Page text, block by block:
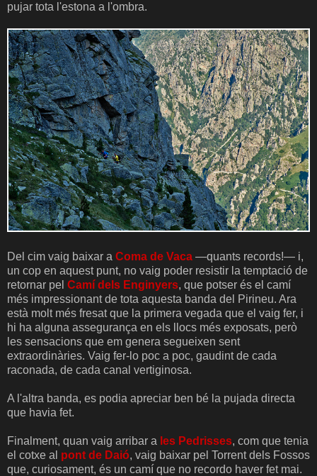
pujar tota l'estona a l'ombra.
Del cim vaig baixar a Coma de Vaca —quants records!— i,
un cop en aquest punt, no vaig poder resistir la temptació de
retornar pel Camí dels Enginyers, que potser és el camí
més impressionant de tota aquesta banda del Pirineu. Ara
està molt més fresat que la primera vegada que el vaig fer, i
hi ha alguna assegurança en els llocs més exposats, però
les sensacions que em genera segueixen sent
extraordinàries. Vaig fer-lo poc a poc, gaudint de cada
raconada, de cada canal vertiginosa.
A l'altra banda, es podia apreciar ben bé la pujada directa
que havia fet.
Finalment, quan vaig arribar a les Pedrisses, com que tenia
el cotxe al pont de Daió, vaig baixar pel Torrent dels Fossos
que, curiosament, és un camí que no recordo haver fet mai.